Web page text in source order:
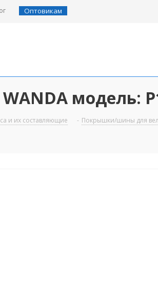
Оптовикам
модель:
и их составляющие - Покрышки/шины для